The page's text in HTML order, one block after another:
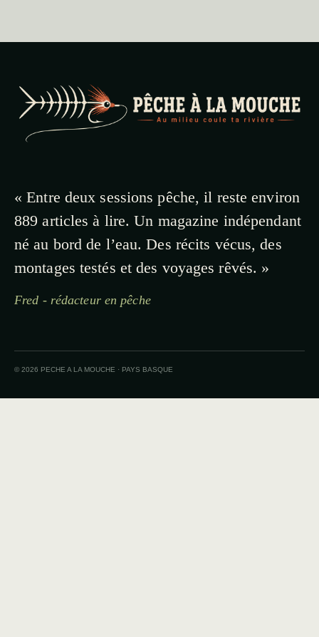
« Entre deux sessions pêche, il reste environ
889 articles à lire. Un magazine indépendant
né au bord de l’eau. Des récits vécus, des
montages testés et des voyages rêvés. »
Fred - rédacteur en pêche
© 2026 PECHE A LA MOUCHE · PAYS BASQUE